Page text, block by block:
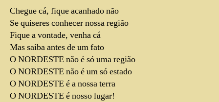
Chegue cá, fique acanhado não
Se quiseres conhecer nossa região
Fique a vontade, venha cá
Mas saiba antes de um fato
O NORDESTE não é só uma região
O NORDESTE não é um só estado
O NORDESTE é a nossa terra
O NORDESTE é nosso lugar!